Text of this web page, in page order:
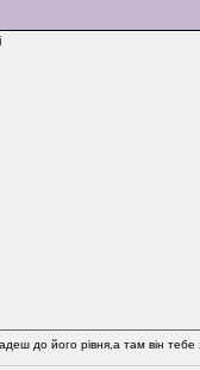
до його рівня,а там він тебе